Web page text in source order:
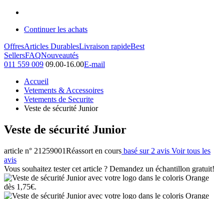
Continuer les achats
OffresArticles DurablesLivraison rapideBest
SellersFAQNouveautés
011 559 009 09.00-16.00E-mail
Accueil
Vetements & Accessoires
Vetements de Securite
Veste de sécurité Junior
Veste de sécurité Junior
article n° 21259001Réassort en cours basé sur 2 avis Voir tous les
avis
Vous souhaitez tester cet article ? Demandez un échantillon gratuit!